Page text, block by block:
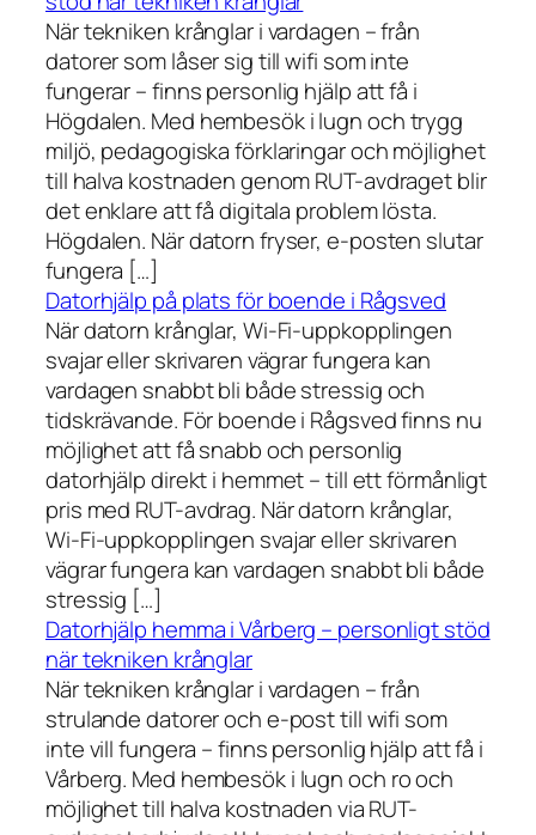
När tekniken krånglar i vardagen – från
datorer som låser sig till wifi som inte
fungerar – finns personlig hjälp att få i
Högdalen. Med hembesök i lugn och trygg
miljö, pedagogiska förklaringar och möjlighet
till halva kostnaden genom RUT-avdraget blir
det enklare att få digitala problem lösta.
Högdalen. När datorn fryser, e-posten slutar
fungera […]
Datorhjälp på plats för boende i Rågsved
När datorn krånglar, Wi-Fi-uppkopplingen
svajar eller skrivaren vägrar fungera kan
vardagen snabbt bli både stressig och
tidskrävande. För boende i Rågsved finns nu
möjlighet att få snabb och personlig
datorhjälp direkt i hemmet – till ett förmånligt
pris med RUT-avdrag. När datorn krånglar,
Wi-Fi-uppkopplingen svajar eller skrivaren
vägrar fungera kan vardagen snabbt bli både
stressig […]
Datorhjälp hemma i Vårberg – personligt stöd
när tekniken krånglar
När tekniken krånglar i vardagen – från
strulande datorer och e-post till wifi som
inte vill fungera – finns personlig hjälp att få i
Vårberg. Med hembesök i lugn och ro och
möjlighet till halva kostnaden via RUT-